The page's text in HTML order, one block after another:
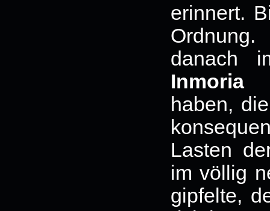
erinnert.
danach
Inmoria
haben,
Lasten
im völlig
gipfelte,